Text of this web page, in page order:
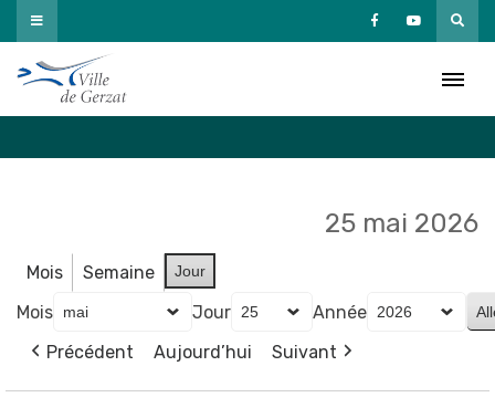
Passer
au
contenu
25 mai 2026
Mois Semaine Jour
Mois Jour
Année
Précédent
Aujourd’hui Suivant